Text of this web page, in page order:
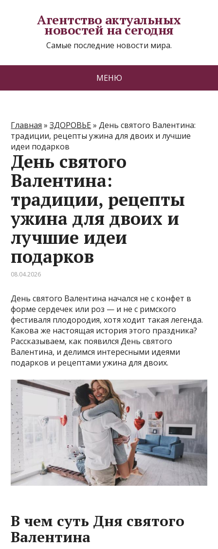
Агентство актуальных
новостей на сегодня
Самые последние новости мира.
МЕНЮ
Главная »ЗДОРОВЬЕ»День святого Валентина:
традиции, рецепты ужина для двоих и лучшие
идеи подарков
День святого
Валентина:
традиции, рецепты
ужина для двоих и
лучшие идеи
подарков
08.04.2026
День святого Валентина начался не с конфет в
форме сердечек или роз — и не с римского
фестиваля плодородия, хотя ходит такая легенда.
Какова же настоящая история этого праздника?
Рассказываем, как появился День святого
Валентина, и делимся интересными идеями
подарков и рецептами ужина для двоих.
В чем суть Дня святого
Валентина